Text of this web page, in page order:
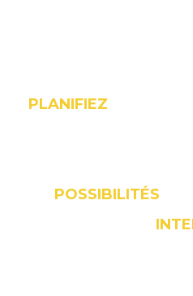
PLANIFIEZ
POSSIBILITÉS